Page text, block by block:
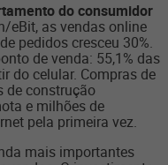
do consumidor
eBit, as vendas online
pedidos cresceu 30%.
de venda: 55,1% das
do celular. Compras de
de construção
e milhões de
pela primeira vez.
mais importantes